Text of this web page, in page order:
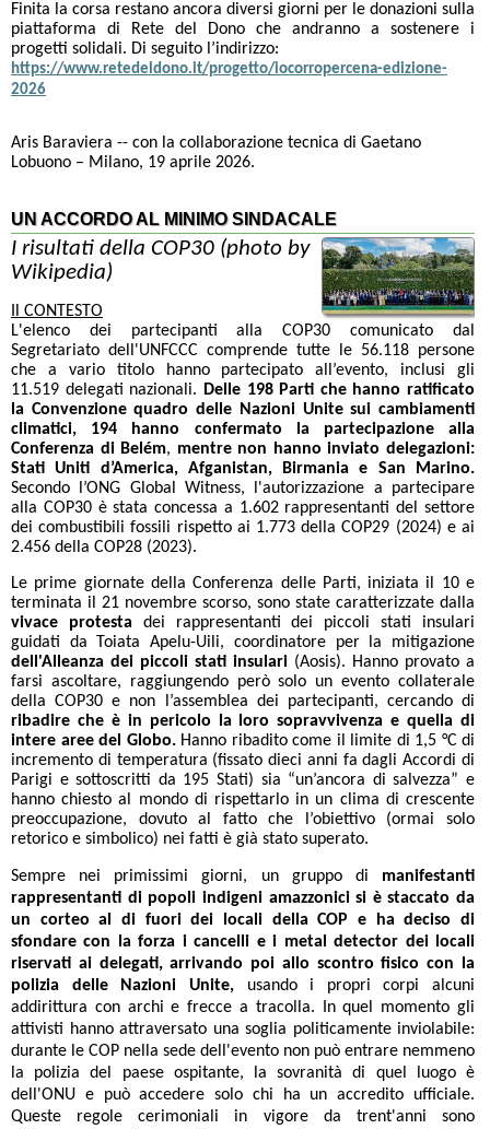
Finita la corsa restano ancora diversi giorni per le donazioni sulla
piattaforma di Rete del Dono che andranno a sostenere i
progetti solidali. Di seguito l’indirizzo:
https://www.retedeldono.it/progetto/iocorropercena-edizione-
2026
Aris Baraviera -- con la collaborazione tecnica di Gaetano
Lobuono – Milano, 19 aprile 2026.
UN ACCORDO AL MINIMO SINDACALE
I risultati della COP30 (photo by
Wikipedia)
Il CONTESTO
L'elenco dei partecipanti alla COP30 comunicato dal
Segretariato dell'UNFCCC comprende tutte le 56.118 persone
che a vario titolo hanno partecipato all’evento, inclusi gli
11.519 delegati nazionali.
Delle 198 Parti che hanno ratificato
la Convenzione quadro delle Nazioni Unite sui cambiamenti
climatici, 194 hanno confermato la partecipazione alla
Conferenza di Belém, mentre non hanno inviato delegazioni:
Stati Uniti d’America, Afganistan, Birmania e San Marino.
Secondo l’ONG Global Witness, l'autorizzazione a partecipare
alla COP30 è stata concessa a 1.602 rappresentanti del settore
dei combustibili fossili rispetto ai 1.773 della COP29 (2024) e ai
2.456 della COP28 (2023).
Le prime giornate della Conferenza delle Parti, iniziata il 10 e
terminata il 21 novembre scorso, sono state caratterizzate dalla
vivace protesta dei rappresentanti dei piccoli stati insulari
guidati da Toiata Apelu-Uili, coordinatore per la mitigazione
dell'Alleanza dei piccoli stati insulari (Aosis). Hanno provato a
farsi ascoltare, raggiungendo però solo un evento collaterale
della COP30 e non l’assemblea dei partecipanti, cercando di
ribadire che è in pericolo la loro sopravvivenza e quella di
intere aree del Globo.Hanno ribadito come il limite di 1,5 °C di
incremento di temperatura (fissato dieci anni fa dagli Accordi di
Parigi e sottoscritti da 195 Stati) sia “un’ancora di salvezza” e
hanno chiesto al mondo di rispettarlo in un clima di crescente
preoccupazione, dovuto al fatto che l’obiettivo (ormai solo
retorico e simbolico) nei fatti è già stato superato.
Sempre nei primissimi giorni, un gruppo di manifestanti
rappresentanti di popoli indigeni amazzonici si è staccato da
un corteo al di fuori dei locali della COP e ha deciso di
sfondare con la forza i cancelli e i metal detector dei locali
riservati ai delegati, arrivando poi allo scontro fisico con la
polizia delle Nazioni Unite, usando i propri corpi alcuni
addirittura con archi e frecce a tracolla. In quel momento gli
attivisti hanno attraversato una soglia politicamente inviolabile:
durante le COP nella sede dell'evento non può entrare nemmeno
la polizia del paese ospitante, la sovranità di quel luogo è
dell'ONU e può accedere solo chi ha un accredito ufficiale.
Queste regole cerimoniali in vigore da trent'anni sono